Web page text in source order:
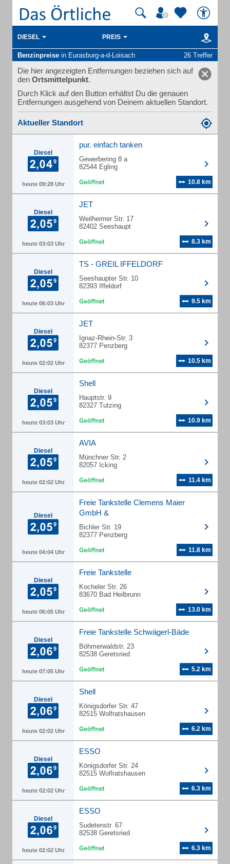
DIESEL PREIS
Benzinpreise in Eurasburg-a-d-Loisach 26 Treffer
Die hier angezeigten Entfernungen beziehen sich auf
den Ortsmittelpunkt.
Durch Klick auf den Button erhältst Du die genauen
Entfernungen ausgehend von Deinem aktuellen Standort.
Aktueller Standort
Diesel
heute 09:28 Uhr
pur. einfach tanken
Gewerbering 8 a
82544 Egling
10.8 km
Diesel
heute 03:03 Uhr
JET
Weilheimer Str. 17
82402 Seeshaupt
8.3 km
Diesel
heute 06:03 Uhr
TS - GREIL IFFELDORF
Seeshaupter Str. 10
82393 Iffeldorf
9.5 km
Diesel
heute 02:02 Uhr
JET
Ignaz-Rhein-Str. 3
82377 Penzberg
10.5 km
Diesel
heute 03:03 Uhr
Shell
Hauptstr. 9
82327 Tutzing
10.9 km
Diesel
heute 02:02 Uhr
AVIA
Münchner Str. 2
82057 Icking
11.4 km
Diesel
heute 04:04 Uhr
Freie Tankstelle Clemens Maier
GmbH &
Bichler Str. 19
82377 Penzberg
11.8 km
Diesel
heute 06:05 Uhr
Freie Tankstelle
Kocheler Str. 26
83670 Bad Heilbrunn
13.0 km
Diesel
heute 07:05 Uhr
Freie Tankstelle Schwägerl-Bäde
Böhmerwaldstr. 23
82538 Geretsried
5.2 km
Diesel
heute 02:02 Uhr
Shell
Königsdorfer Str. 47
82515 Wolfratshausen
6.2 km
Diesel
heute 02:02 Uhr
ESSO
Königsdorfer Str. 24
82515 Wolfratshausen
6.3 km
Diesel
heute 02:02 Uhr
ESSO
Sudetenstr. 67
82538 Geretsried
6.3 km